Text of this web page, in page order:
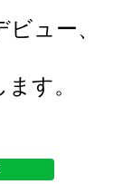
ュー、
す。